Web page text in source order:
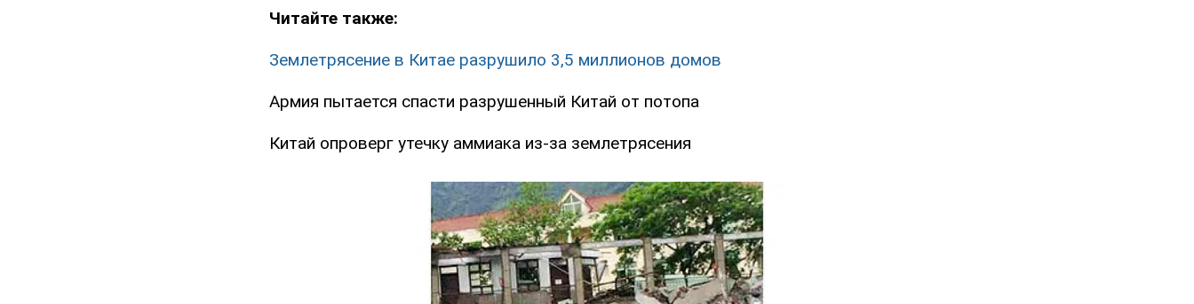
Читайте также:
Землетрясение в Китае разрушило 3,5 миллионов домов
Армия пытается спасти разрушенный Китай от потопа
Китай опроверг утечку аммиака из-за землетрясения